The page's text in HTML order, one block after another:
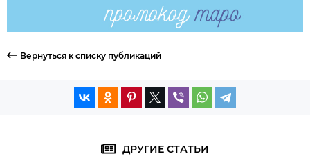
Вернуться к списку публикаций
ДРУГИЕ СТАТЬИ